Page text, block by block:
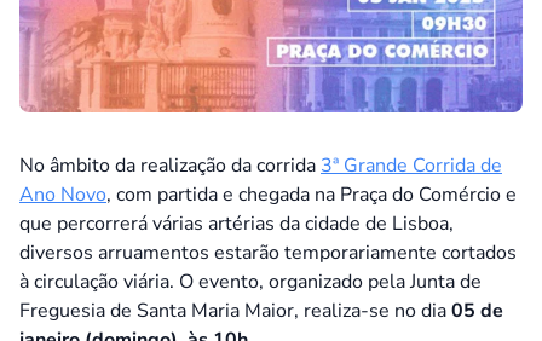
No âmbito da realização da corrida 3ª Grande Corrida de
Ano Novo, com partida e chegada na Praça do Comércio e
que percorrerá várias artérias da cidade de Lisboa,
diversos arruamentos estarão temporariamente cortados
à circulação viária. O evento, organizado pela Junta de
Freguesia de Santa Maria Maior, realiza-se no dia05 de